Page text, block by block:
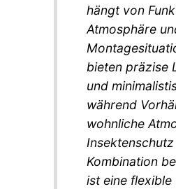
hängt von
Atmosphäre
bieten präzise
und
während
wohnliche
Kombination
ist eine